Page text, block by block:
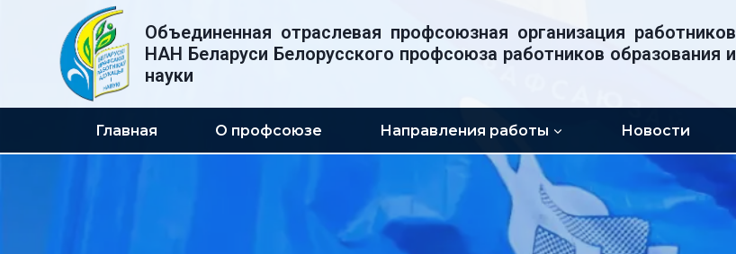
содержимому
Объединенная отраслевая профсоюзная организация работников
НАН Беларуси Белорусского профсоюза работников образования и
науки
Главная О профсоюзе Направления работы Новости